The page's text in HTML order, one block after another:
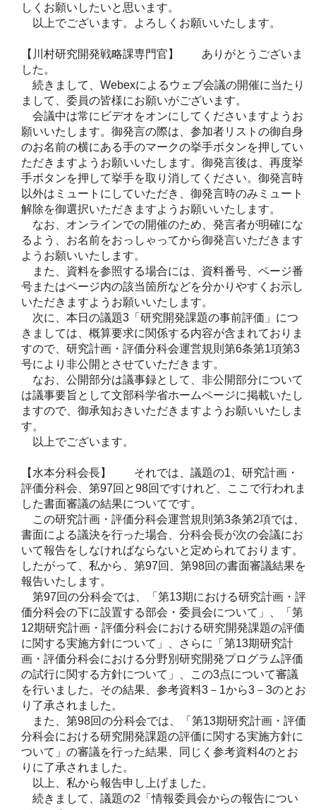
しくお願いしたいと思います。
以上でございます。よろしくお願いいたします。
【川村研究開発戦略課専門官】 ありがとうございま
した。
続きまして、Webexによるウェブ会議の開催に当たり
まして、委員の皆様にお願いがございます。
会議中は常にビデオをオンにしてくださいますようお
願いいたします。御発言の際は、参加者リストの御自身
のお名前の横にある手のマークの挙手ボタンを押してい
ただきますようお願いいたします。御発言後は、再度挙
手ボタンを押して挙手を取り消してください。御発言時
以外はミュートにしていただき、御発言時のみミュート
解除を御選択いただきますようお願いいたします。
なお、オンラインでの開催のため、発言者が明確にな
るよう、お名前をおっしゃってから御発言いただきます
ようお願いいたします。
また、資料を参照する場合には、資料番号、ページ番
号またはページ内の該当箇所などを分かりやすくお示し
いただきますようお願いいたします。
次に、本日の議題3「研究開発課題の事前評価」につ
きましては、概算要求に関係する内容が含まれておりま
すので、研究計画・評価分科会運営規則第6条第1項第3
号により非公開とさせていただきます。
なお、公開部分は議事録として、非公開部分について
は議事要旨として文部科学省ホームページに掲載いたし
ますので、御承知おきいただきますようお願いいたしま
す。
以上でございます。
【水本分科会長】 それでは、議題の1、研究計画・
評価分科会、第97回と98回ですけれど、ここで行われま
した書面審議の結果についてです。
この研究計画・評価分科会運営規則第3条第2項では、
書面による議決を行った場合、分科会長が次の会議にお
いて報告をしなければならないと定められております。
したがって、私から、第97回、第98回の書面審議結果を
報告いたします。
第97回の分科会では、「第13期における研究計画・評
価分科会の下に設置する部会・委員会について」、「第
12期研究計画・評価分科会における研究開発課題の評価
に関する実施方針について」、さらに「第13期研究計
画・評価分科会における分野別研究開発プログラム評価
の試行に関する方針について」、この3点について審議
を行いました。その結果、参考資料3－1から3－3のとお
り了承されました。
また、第98回の分科会では、「第13期研究計画・評価
分科会における研究開発課題の評価に関する実施方針に
ついて」の審議を行った結果、同じく参考資料4のとお
りに了承されました。
以上、私から報告申し上げました。
続きまして、議題の2「情報委員会からの報告につい